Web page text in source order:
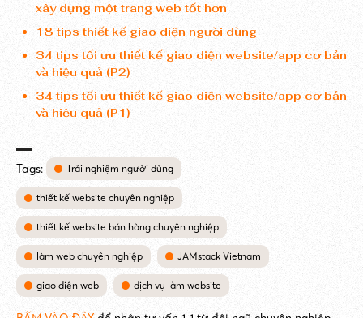
xây dựng một trang web tốt hơn
18 tips thiết kế giao diện người dùng
34 tips tối ưu thiết kế giao diện website/app cơ bản
và hiệu quả (P2)
34 tips tối ưu thiết kế giao diện website/app cơ bản
và hiệu quả (P1)
Tags: Trải nghiệm người dùng
thiết kế website chuyên nghiệp
thiết kế website bán hàng chuyên nghiệp
làm web chuyên nghiệp JAMstack Vietnam
giao diện web dịch vụ làm website